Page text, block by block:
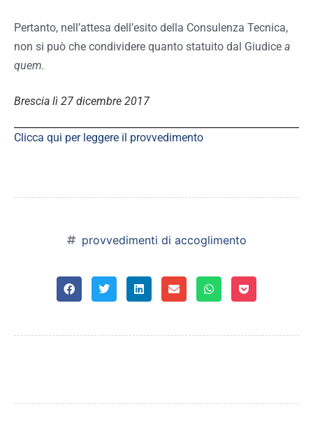
Pertanto, nell’attesa dell’esito della Consulenza Tecnica,
non si può che condividere quanto statuito dal Giudice a
quem.
Brescia lì 27 dicembre 2017
Clicca qui per leggere il provvedimento
provvedimenti di accoglimento